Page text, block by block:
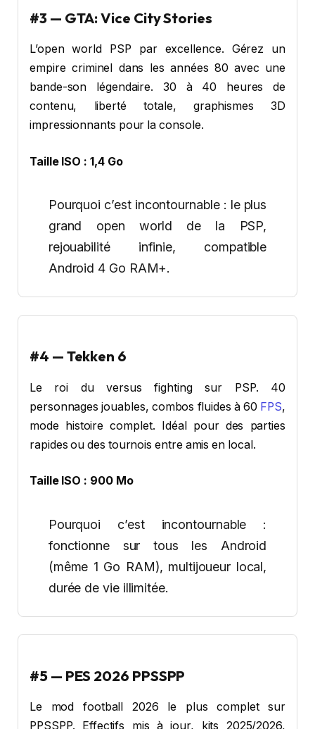
#3 — GTA: Vice City Stories
L’open world PSP par excellence. Gérez un
empire criminel dans les années 80 avec une
bande-son légendaire. 30 à 40 heures de
contenu, liberté totale, graphismes 3D
impressionnants pour la console.
Taille ISO : 1,4 Go
Pourquoi c’est incontournable : le plus
grand open world de la PSP,
rejouabilité infinie, compatible
Android 4 Go RAM+.
#4 — Tekken 6
Le roi du versus fighting sur PSP. 40
personnages jouables, combos fluides à 60 FPS,
mode histoire complet. Idéal pour des parties
rapides ou des tournois entre amis en local.
Taille ISO : 900 Mo
Pourquoi c’est incontournable :
fonctionne sur tous les Android
(même 1 Go RAM), multijoueur local,
durée de vie illimitée.
#5 — PES 2026 PPSSPP
Le mod football 2026 le plus complet sur
PPSSPP. Effectifs mis à jour, kits 2025/2026,